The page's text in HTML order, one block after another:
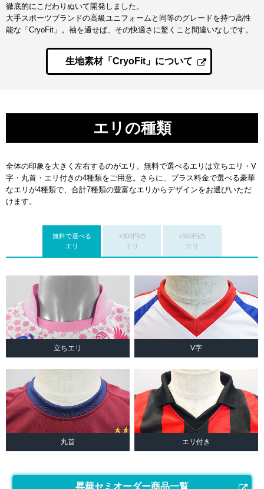
徹底的にこだわりぬいて開発しました。
大手スポーツブランドの高級ユニフォームと同等のグレードを持つ高性
能な「CryoFit」。袖を通せば、その快適さに驚くこと間違いなしです。
生地素材「CryoFit」について
エリの種類
全体の印象を大きく左右するのがエリ。無料で選べるエリは立ちエリ・V
字・丸首・エリ付きの4種類をご用意。さらに、プラス料金で選べる豪華
なエリが4種類で、合計7種類の豊富なエリからデザインをお選びいただ
けます。
無料で選べる
エリ
+300円の
エリ
+500円の
エリ
立ちエリ V字
丸首 エリ付き
昇華セミオーダー商品一覧